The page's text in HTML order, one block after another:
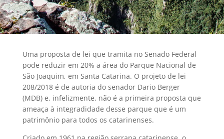
Uma proposta de lei que tramita no Senado Federal
pode reduzir em 20% a área do Parque Nacional de
São Joaquim, em Santa Catarina. O projeto de lei
208/2018 é de autoria do senador Dario Berger
(MDB) e, infelizmente, não é a primeira proposta que
ameaça à integradidade desse parque que é um
patrimônio para todos os catarinenses.